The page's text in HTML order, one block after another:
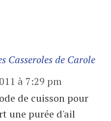
Casseroles de Carole
à 7:29 pm
de cuisson pour
une purée d'ail